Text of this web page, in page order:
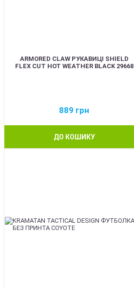
ARMORED CLAW РУКАВИЦІ SHIELD
FLEX CUT HOT WEATHER BLACK 29668
889 грн
ДО КОШИКУ